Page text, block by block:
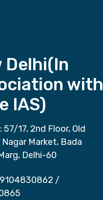
Delhi(In
with
IAS)
57/17, 2nd Floor, Old
Nagar Market, Bada
Delhi-60
9104830862 /